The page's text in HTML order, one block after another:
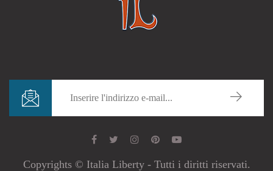
Copyrights © Italia Liberty - Tutti i diritti riservati.